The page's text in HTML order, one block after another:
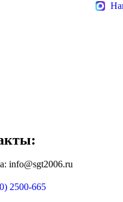
info@sgt2006.ru
2500-665